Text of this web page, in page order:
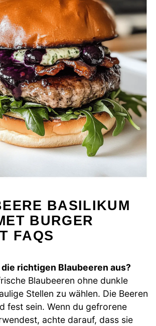
BASILIKUM
BURGER
FAQS
richtigen Blaubeeren aus?
Blaubeeren ohne dunkle
Stellen zu wählen. Die Beeren
fest sein. Wenn du gefrorene
achte darauf, dass sie